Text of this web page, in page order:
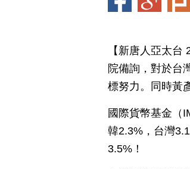
【新唐人亞太
院備詢，對於台
標努力。同時黃
國際貨幣基金（
韓2.3%，台灣
3.5%！